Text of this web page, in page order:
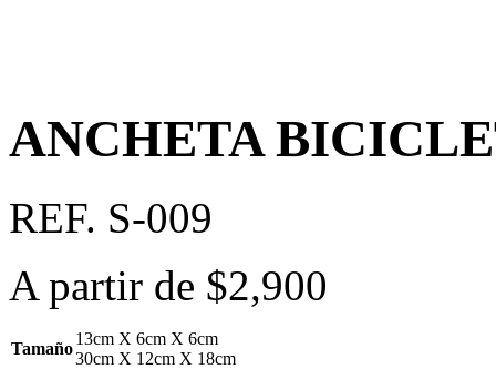
ANCHETA
REF. S-009
A partir de $2,900
Tamaño
13cm X 6cm X 6cm
30cm X 12cm X 18cm